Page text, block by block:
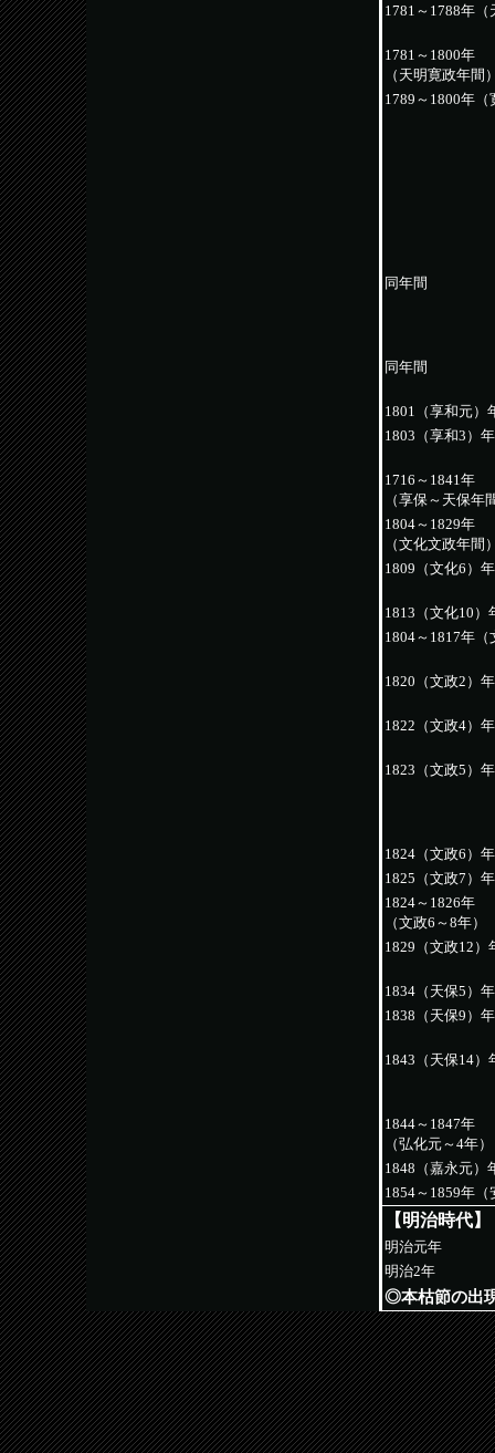
1781～1788年（
1781～1800年
（天明寛政年間
1789～1800年（
同年間
同年間
1801（享和元）
1803（享和3）年
1716～1841年
（享保～天保年
1804～1829年
（文化文政年間
1809（文化6）年
1813（文化10）
1804～1817年（
1820（文政2）年
1822（文政4）年
1823（文政5）年
1824（文政6）年
1825（文政7）年
1824～1826年
（文政6～8年）
1829（文政12）
1834（天保5）年
1838（天保9）年
1843（天保14）
1844～1847年
（弘化元～4年）
1848（嘉永元）
1854～1859年（
【明治時代】
明治元年
明治2年
◎本枯節の出